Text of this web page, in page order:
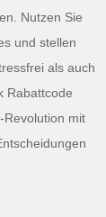
Nutzen Sie
und stellen
als auch
Rabattcode
Revolution mit